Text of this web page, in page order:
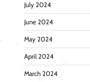
July 2024
June 2024
May 2024
April 2024
March 2024